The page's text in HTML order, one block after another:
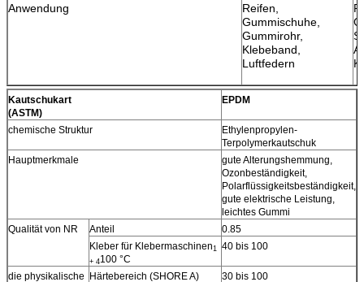
Anwendung
Reifen,
Gummischuhe,
Gummirohr,
Klebeband,
Luftfedern
Kautschukart
(ASTM)
EPDM
chemische Struktur
Ethylenpropylen-
Terpolymerkautschuk
Hauptmerkmale
gute Alterungshemmung,
Ozonbeständigkeit,
Polarflüssigkeitsbeständigkeit,
gute elektrische Leistung,
leichtes Gummi
Qualität von NR Anteil 0.85
Kleber für Klebermaschinen1
+ 4100 °C
40 bis 100
die physikalische Härtebereich (SHORE A) 30 bis 100